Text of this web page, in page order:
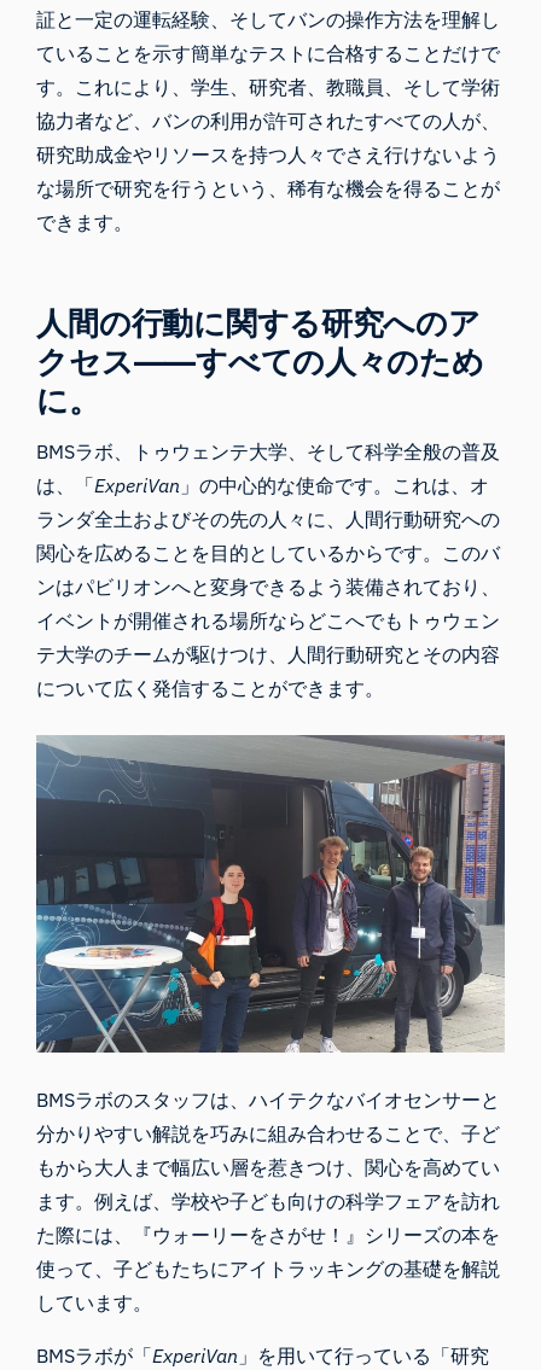
証と一定の運転経験、そしてバンの操作方法を理解し
ていることを示す簡単なテストに合格することだけで
す。これにより、学生、研究者、教職員、そして学術
協力者など、バンの利用が許可されたすべての人が、
研究助成金やリソースを持つ人々でさえ行けないよう
な場所で研究を行うという、稀有な機会を得ることが
できます。
人間の行動に関する研究へのア
クセス――すべての人々のため
に。
BMSラボ、トゥウェンテ大学、そして科学全般の普及
は、「ExperiVan 」の中心的な使命です。これは、オ
ランダ全土およびその先の人々に、人間行動研究への
関心を広めることを目的としているからです。このバ
ンはパビリオンへと変身できるよう装備されており、
イベントが開催される場所ならどこへでもトゥウェン
テ大学のチームが駆けつけ、人間行動研究とその内容
について広く発信することができます。
BMSラボのスタッフは、ハイテクなバイオセンサーと
分かりやすい解説を巧みに組み合わせることで、子ど
もから大人まで幅広い層を惹きつけ、関心を高めてい
ます。例えば、学校や子ども向けの科学フェアを訪れ
た際には、『ウォーリーをさがせ！』シリーズの本を
使って、子どもたちにアイトラッキングの基礎を解説
しています。
BMSラボが「ExperiVan 」を用いて行っている「研究